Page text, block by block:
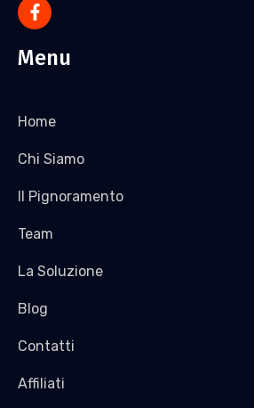
Menu
Home
Chi Siamo
Il Pignoramento
Team
La Soluzione
Blog
Contatti
Affiliati